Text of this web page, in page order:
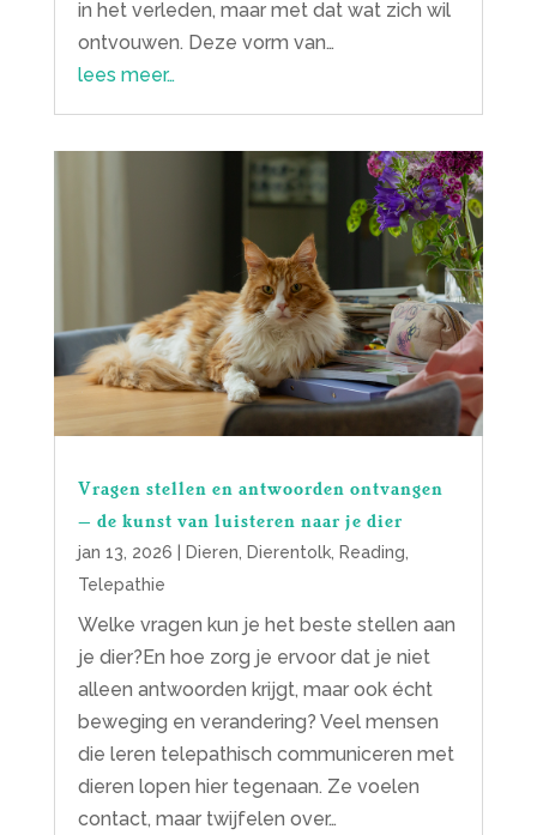
in het verleden, maar met dat wat zich wil
ontvouwen. Deze vorm van…
lees meer…
Vragen stellen en antwoorden ontvangen
– de kunst van luisteren naar je dier
jan 13, 2026 Dieren, Dierentolk, Reading,
Telepathie
Welke vragen kun je het beste stellen aan
je dier?En hoe zorg je ervoor dat je niet
alleen antwoorden krijgt, maar ook écht
beweging en verandering? Veel mensen
die leren telepathisch communiceren met
dieren lopen hier tegenaan. Ze voelen
contact, maar twijfelen over…